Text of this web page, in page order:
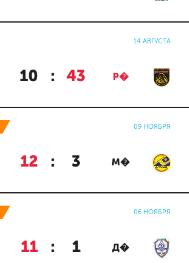
14 АВГУСТА
10 : 43 Р�
09 НОЯБРЯ
12 : 3 М�
06 НОЯБРЯ
11 : 1 Д�